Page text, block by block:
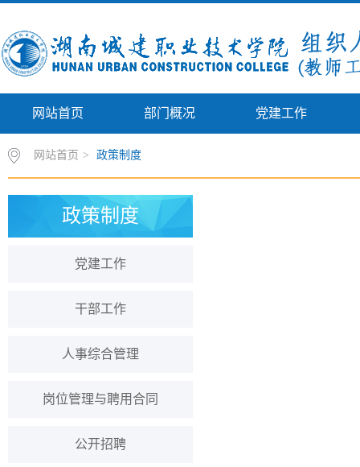
网站首页 部门概况 党建工作
网站首页 > 政策制度
政策制度
党建工作
干部工作
人事综合管理
岗位管理与聘用合同
公开招聘